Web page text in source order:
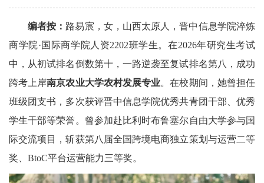
编者按： 路易宸，女，山西太原人，晋中信息学院淬炼
商学院·国际商学院人资2202班学生。在2026年研究生考试
中，从初试排名倒数第十，一路逆袭至复试排名第八，成功
跨考上岸南京农业大学农村发展专业。在校期间，她曾担任
班级团支书，多次获评晋中信息学院优秀共青团干部、优秀
学生干部等荣誉。曾参加赴比利时布鲁塞尔自由大学参与国
际交流项目，斩获第八届全国跨境电商独立策划与运营二等
奖、BtoC平台运营能力三等奖。